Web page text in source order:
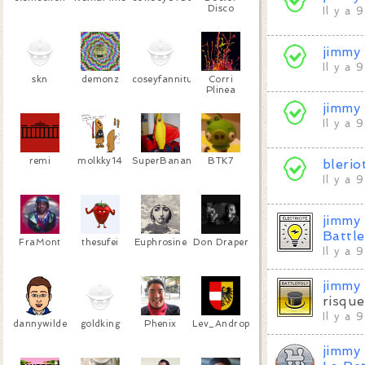
Disco
skn demonz coseyfannitutti
Corri
Plinea
remi molkky14 SuperBanana BTK7
FraMont thesufei Euphrosine Don Draper
dannywilde goldking Phenix Lev_Andropov
Il y a
Il y a
Il y a
Il y a
Il y a
Il y a